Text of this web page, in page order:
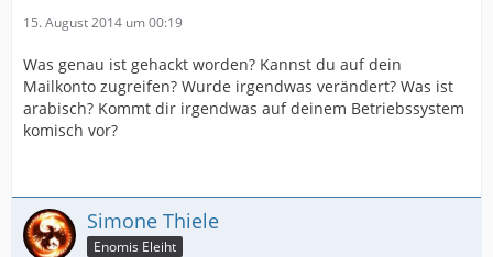
15. August 2014 um 00:19
Was genau ist gehackt worden? Kannst du auf dein
Mailkonto zugreifen? Wurde irgendwas verändert? Was ist
arabisch? Kommt dir irgendwas auf deinem Betriebssystem
komisch vor?
Simone Thiele
Enomis Eleiht